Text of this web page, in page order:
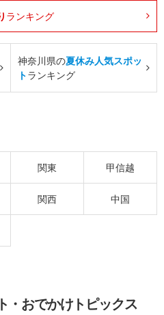
ランキング
神奈川県の夏休み人気スポッ
トランキング
関東 甲信越
関西 中国
・おでかけトピックス